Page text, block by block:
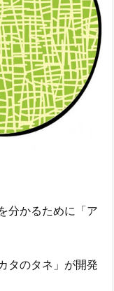
分かるために「ア
タのタネ」が開発